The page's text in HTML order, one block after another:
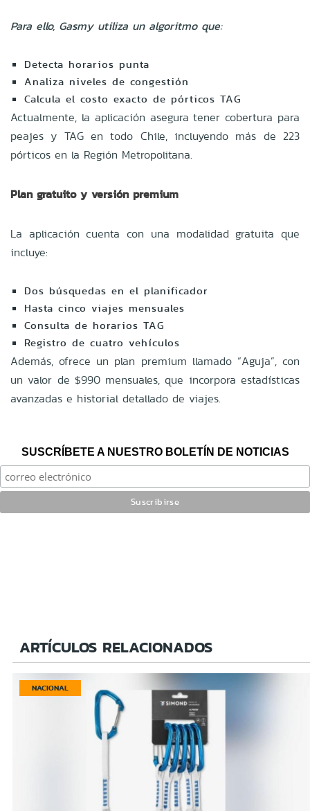
Para ello, Gasmy utiliza un algoritmo que:
Detecta horarios punta
Analiza niveles de congestión
Calcula el costo exacto de pórticos TAG
Actualmente, la aplicación asegura tener cobertura para
peajes y TAG en todo Chile, incluyendo más de 223
pórticos en la Región Metropolitana.
Plan gratuito y versión premium
La aplicación cuenta con una modalidad gratuita que
incluye:
Dos búsquedas en el planificador
Hasta cinco viajes mensuales
Consulta de horarios TAG
Registro de cuatro vehículos
Además, ofrece un plan premium llamado “Aguja”, con
un valor de $990 mensuales, que incorpora estadísticas
avanzadas e historial detallado de viajes.
SUSCRÍBETE A NUESTRO BOLETÍN DE NOTICIAS
ARTÍCULOS RELACIONADOS
NACIONAL